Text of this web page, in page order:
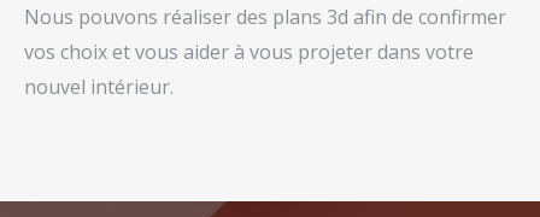
Nous pouvons réaliser des plans 3d afin de confirmer
vos choix et vous aider à vous projeter dans votre
nouvel intérieur.